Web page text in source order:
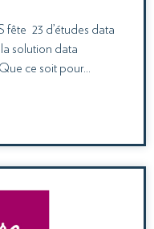
23 d’études data
solution data
ce soit pour…